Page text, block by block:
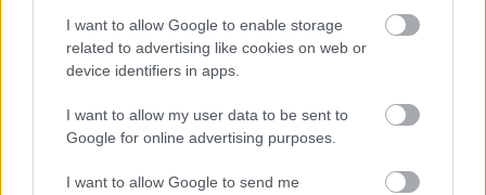
I want to allow Google to enable storage
related to advertising like cookies on web or
device identifiers in apps.
I want to allow my user data to be sent to
Google for online advertising purposes.
I want to allow Google to send me
μελέτη του Stanford με ...